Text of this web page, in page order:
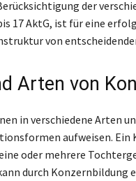
der
17 AktG, ist für eine
von
Arten von
in verschiedene Arten
aufweisen. Ein
oder mehrere
durch Konzernbildung